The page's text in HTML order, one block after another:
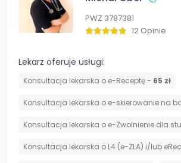
PWZ 3787381
12 Opinie
Lekarz oferuje usługi:
Konsultacja lekarska o e-Receptę - 65 zł
Konsultacja lekarska o e-skierowanie na
Konsultacja lekarska o e-Zwolnienie dla
Konsultacja lekarska o L4 (e-ZLA) i/lub